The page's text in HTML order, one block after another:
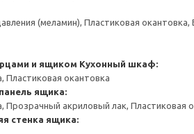
(меламин), Пластиковая окантовка,
и ящиком Кухонный шкаф:
Пластиковая окантовка
ящика:
Прозрачный акриловый лак, Пластиковая
стенка ящика: